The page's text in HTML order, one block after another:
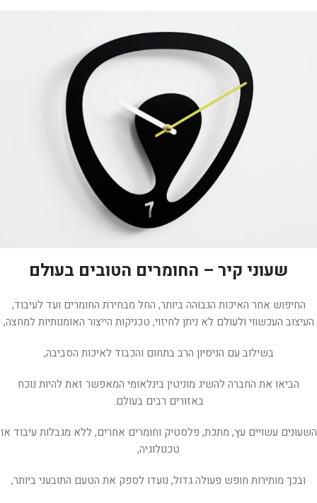
שעוני קיר – החומרים הטובים בעולם
החיפוש אחר האיכות הגבוהה ביותר, החל מבחירת החומרים ועד לעיבוד,
העיצוב העכשווי ולעולם לא ניתן לחיזוי, טכניקות הייצור האומנותיות למחצה,
בשילוב עם הניסיון הרב בתחום והכבוד לאיכות הסביבה,
הביאו את החברה להשיג מוניטין בינלאומי המאפשר זאת להיות נוכח
באזורים רבים בעולם.
השעונים עשויים עץ, מתכת, פלסטיק וחומרים אחרים, ללא מגבלות עיבוד או
טכנולוגיה,
ובכך מותירות חופש פעולה גדול, נועדו לספק את הטעם התובעני ביותר,